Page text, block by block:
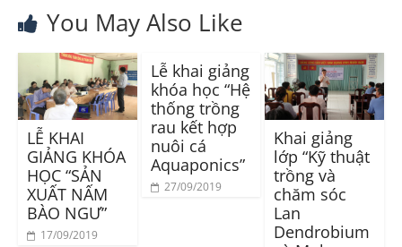
You May Also Like
LỄ KHAI
GIẢNG KHÓA
HỌC “SẢN
XUẤT NẤM
BÀO NGƯ”
17/09/2019
Lễ khai giảng
khóa học “Hệ
thống trồng
rau kết hợp
nuôi cá
Aquaponics”
27/09/2019
Khai giảng
lớp “Kỹ thuật
trồng và
chăm sóc
Lan
Dendrobium